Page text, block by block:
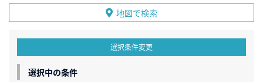
地図で検索
選択条件変更
選択中の条件